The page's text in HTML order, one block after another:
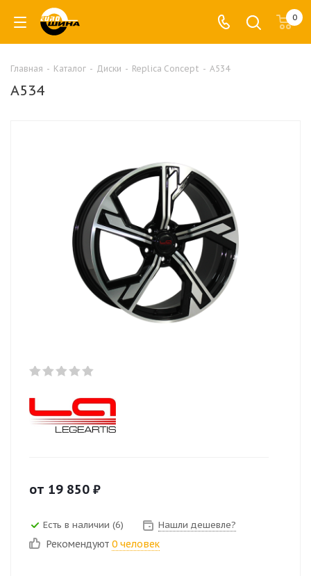
0
Главная - Каталог - Диски - Replica Concept - A534
A534
от 19 850 ₽
Есть в наличии (6) Нашли дешевле?
Рекомендуют 0 человек